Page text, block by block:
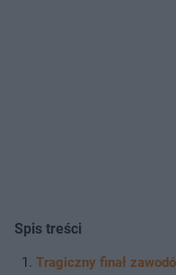
Spis treści
Tragiczny finał